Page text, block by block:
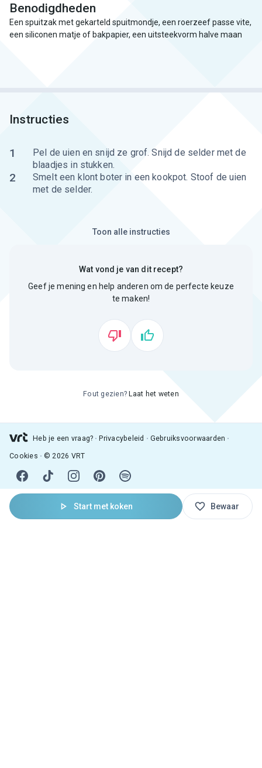
Start met koken Bewaar
Benodigdheden
Een spuitzak met gekarteld spuitmondje, een roerzeef passe vite,
een siliconen matje of bakpapier, een uitsteekvorm halve maan
Instructies
1
Pel de uien en snijd ze grof. Snijd de selder met de
blaadjes in stukken.
2
Smelt een klont boter in een kookpot. Stoof de uien
met de selder.
Toon alle instructies
Wat vond je van dit recept?
Geef je mening en help anderen om de perfecte keuze
te maken!
Fout gezien? Laat het weten
Heb je een vraag? Privacybeleid Gebruiksvoorwaarden
Cookies © 2026 VRT